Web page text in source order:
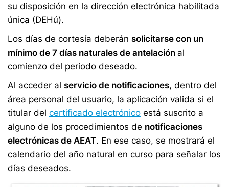
su disposición en la dirección electrónica habilitada
única (DEHú).
Los días de cortesía deberán solicitarse con un
mínimo de 7 días naturales de antelación al
comienzo del periodo deseado.
Al acceder al servicio de notificaciones, dentro del
área personal del usuario, la aplicación valida si el
titular del certificado electrónico está suscrito a
alguno de los procedimientos de notificaciones
electrónicas de AEAT. En ese caso, se mostrará el
calendario del año natural en curso para señalar los
días deseados.